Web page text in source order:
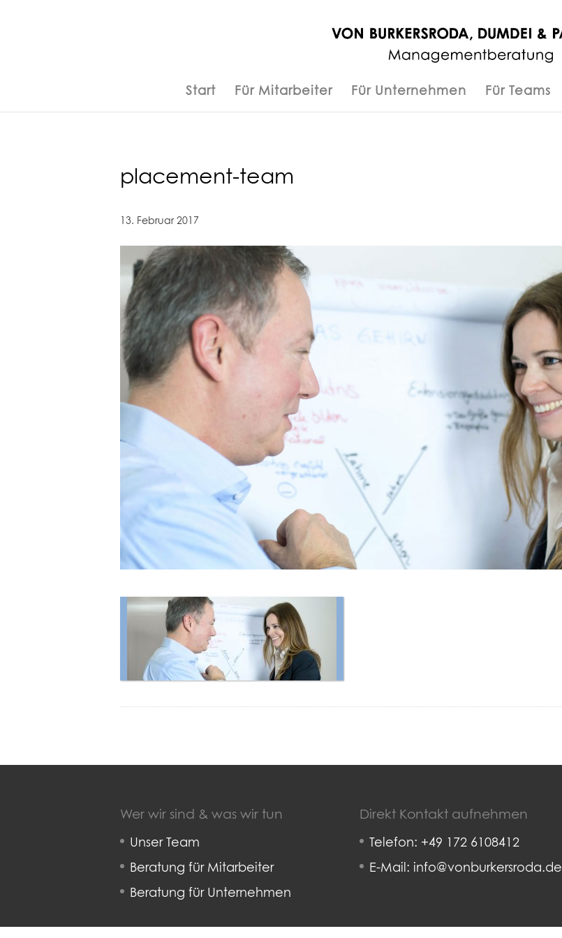
Start Für Mitarbeiter Für Unternehmen Für Teams
placement-team
13. Februar 2017
Wer wir sind & was wir tun
Unser Team
Beratung für Mitarbeiter
Beratung für Unternehmen
Direkt Kontakt aufnehmen
Telefon: +49 172 6108412
E-Mail: info@vonburkersroda.de